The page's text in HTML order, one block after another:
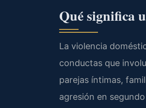
Qué significa
La violencia
conductas que
parejas íntimas,
agresión en